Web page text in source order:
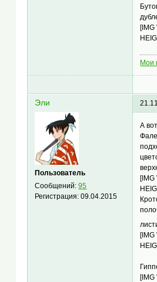
[IMG
Мои
Эли
Пользователь
Сообщений:95
Регистрация:09.04.2015
А
[IMG
[IMG
[IMG